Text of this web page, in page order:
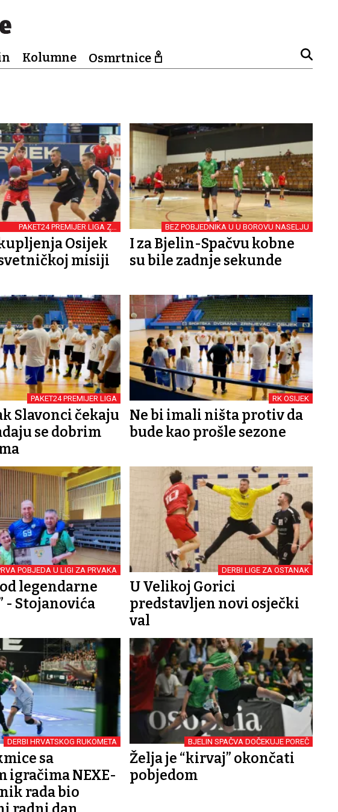
Kolumne Osmrtnice
PAKET24 PREMIJER LIGA ZA
RUKOMETAŠE
Osijek
misiji
BEZ POBJEDNIKA U U BOROVU NASELJU
I za Bjelin-Spačvu kobne
su bile zadnje sekunde
PAKET24 PREMIJER LIGA
Slavonci čekaju
se dobrim
RK OSIJEK
Ne bi imali ništa protiv da
bude kao prošle sezone
POBJEDA U LIGI ZA PRVAKA
legendarne
- Stojanovića
DERBI LIGE ZA OSTANAK
U Velikoj Gorici
predstavljen novi osječki
val
DERBI HRVATSKOG RUKOMETA
sa
igračima NEXE-
rada bio
BJELIN SPAČVA DOČEKUJE POREČ
Želja je “kirvaj” okončati
pobjedom